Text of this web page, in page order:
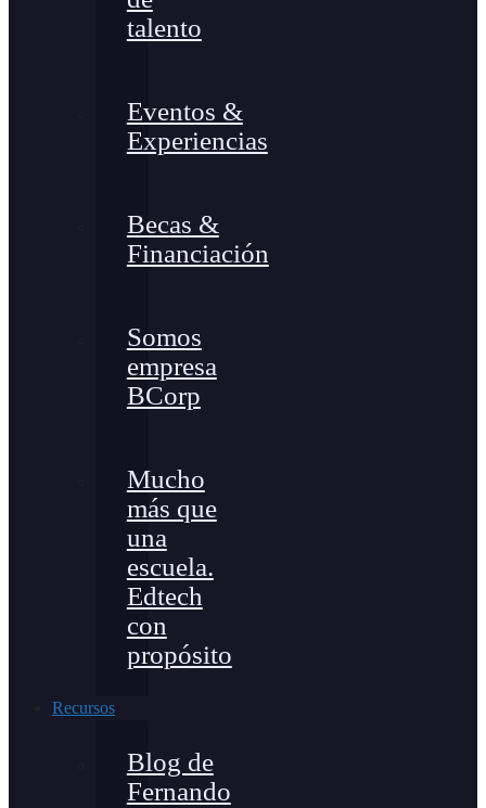
talento
Eventos &
Experiencias
Becas &
Financiación
Somos
empresa
BCorp
Mucho
más que
una
escuela.
Edtech
con
propósito
Recursos
Blog de
Fernando